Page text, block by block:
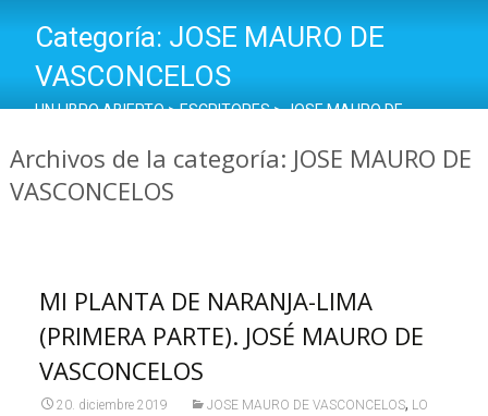
Categoría: JOSE MAURO DE
VASCONCELOS
UN LIBRO ABIERTO>ESCRITORES>JOSE MAURO DE
Archivos de la categoría: JOSE MAURO DE
VASCONCELOS
MI PLANTA DE NARANJA-LIMA
(PRIMERA PARTE). JOSÉ MAURO DE
VASCONCELOS
20. diciembre 2019 JOSE MAURO DE VASCONCELOS, LO